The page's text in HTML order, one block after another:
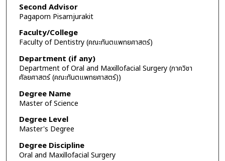
Second Advisor
Pagaporn Pisarnjurakit
Faculty/College
Faculty of Dentistry (คณะทันตแพทยศาสตร์)
Department (if any)
Department of Oral and Maxillofacial Surgery (ภาควิชา
ศัลยศาสตร์ (คณะทันตแพทยศาสตร์))
Degree Name
Master of Science
Degree Level
Master's Degree
Degree Discipline
Oral and Maxillofacial Surgery